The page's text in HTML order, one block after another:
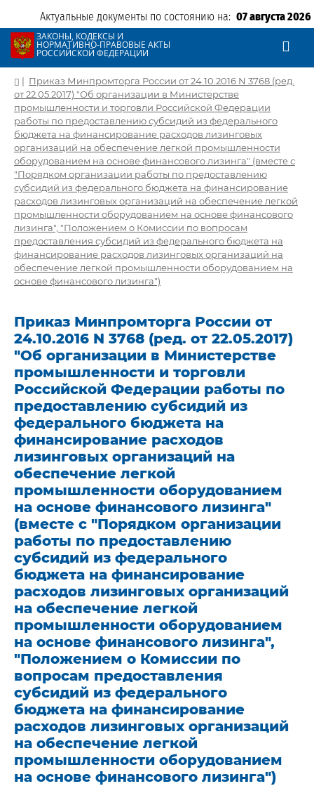
Актуальные документы по состоянию на: 07 августа 2026
ЗАКОНЫ, КОДЕКСЫ И
НОРМАТИВНО-ПРАВОВЫЕ АКТЫ
РОССИЙСКОЙ ФЕДЕРАЦИИ
| Приказ Минпромторга России от 24.10.2016 N 3768 (ред.
от 22.05.2017) "Об организации в Министерстве
промышленности и торговли Российской Федерации
работы по предоставлению субсидий из федерального
бюджета на финансирование расходов лизинговых
организаций на обеспечение легкой промышленности
оборудованием на основе финансового лизинга" (вместе с
"Порядком организации работы по предоставлению
субсидий из федерального бюджета на финансирование
расходов лизинговых организаций на обеспечение легкой
промышленности оборудованием на основе финансового
лизинга", "Положением о Комиссии по вопросам
предоставления субсидий из федерального бюджета на
финансирование расходов лизинговых организаций на
обеспечение легкой промышленности оборудованием на
основе финансового лизинга")
Приказ Минпромторга России от
24.10.2016 N 3768 (ред. от 22.05.2017)
"Об организации в Министерстве
промышленности и торговли
Российской Федерации работы по
предоставлению субсидий из
федерального бюджета на
финансирование расходов
лизинговых организаций на
обеспечение легкой
промышленности оборудованием
на основе финансового лизинга"
(вместе с "Порядком организации
работы по предоставлению
субсидий из федерального
бюджета на финансирование
расходов лизинговых организаций
на обеспечение легкой
промышленности оборудованием
на основе финансового лизинга",
"Положением о Комиссии по
вопросам предоставления
субсидий из федерального
бюджета на финансирование
расходов лизинговых организаций
на обеспечение легкой
промышленности оборудованием
на основе финансового лизинга")